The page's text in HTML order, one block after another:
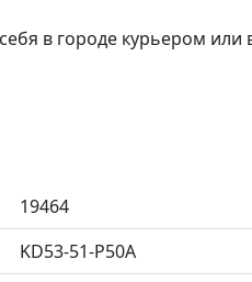
в городе курьером
19464
KD53-51-P50A